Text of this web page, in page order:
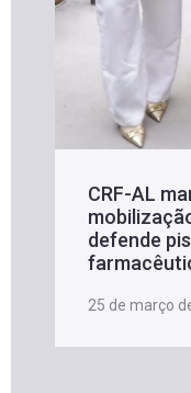
CRF-AL
defende
25 de março